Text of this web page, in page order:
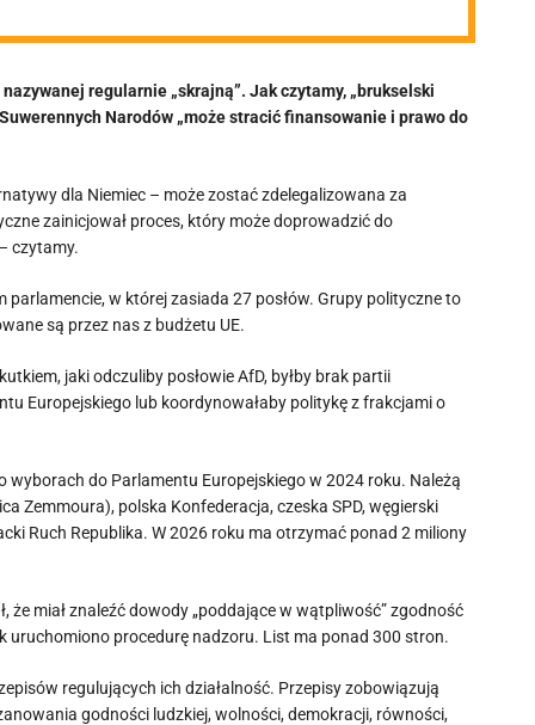
regularnie „skrajną”. Jak czytamy, „brukselski
Narodów „może stracić finansowanie i prawo do
dla Niemiec – może zostać zdelegalizowana za
zainicjował proces, który może doprowadzić do
czytamy.
w której zasiada 27 posłów. Grupy polityczne to
są przez nas z budżetu UE.
jaki odczuliby posłowie AfD, byłby brak partii
Europejskiego lub koordynowałaby politykę z frakcjami o
wyborach do Parlamentu Europejskiego w 2024 roku. Należą
Zemmoura), polska Konfederacja, czeska SPD, węgierski
Ruch Republika. W 2026 roku ma otrzymać ponad 2 miliony
miał znaleźć dowody „poddające w wątpliwość” zgodność
uruchomiono procedurę nadzoru. List ma ponad 300 stron.
regulujących ich działalność. Przepisy zobowiązują
godności ludzkiej, wolności, demokracji, równości,